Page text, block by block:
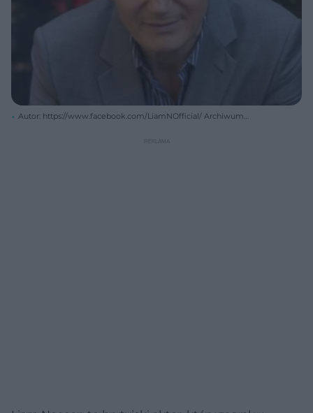
Autor: https://www.facebook.com/LiamNOfficial/ Archiwum